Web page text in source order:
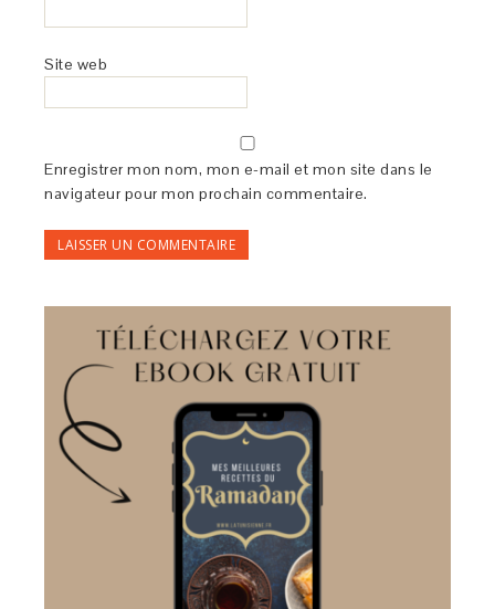
Site web
Enregistrer mon nom, mon e-mail et mon site dans le
navigateur pour mon prochain commentaire.